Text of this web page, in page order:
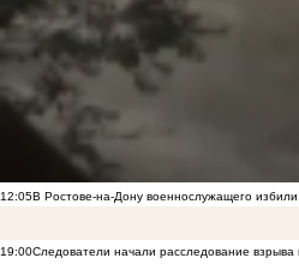
12:05В Ростове-на-Дону военнослужащего
19:00Следователи начали расследование